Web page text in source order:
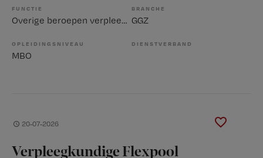
FUNCTIE
Overige beroepen verpleegkunde
BRANCHE
GGZ
OPLEIDINGSNIVEAU
MBO
DIENSTVERBAND
20-07-2026
Verpleegkundige Flexpool